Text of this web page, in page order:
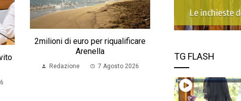
2milioni di euro per riqualificare
Arenella
Redazione 7 Agosto 2026
TG FLASH